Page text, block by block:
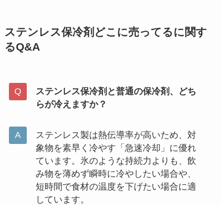
ステンレス保冷剤どこに売ってるに関す
るQ&A
ステンレス保冷剤と普通の保冷剤、どち
らが冷えますか？
ステンレス製は熱伝導率が高いため、対
象物を素早く冷やす「急速冷却」に優れ
ています。氷のような持続力よりも、飲
み物を薄めず瞬時に冷やしたい場合や、
短時間で食材の温度を下げたい場合に適
しています。